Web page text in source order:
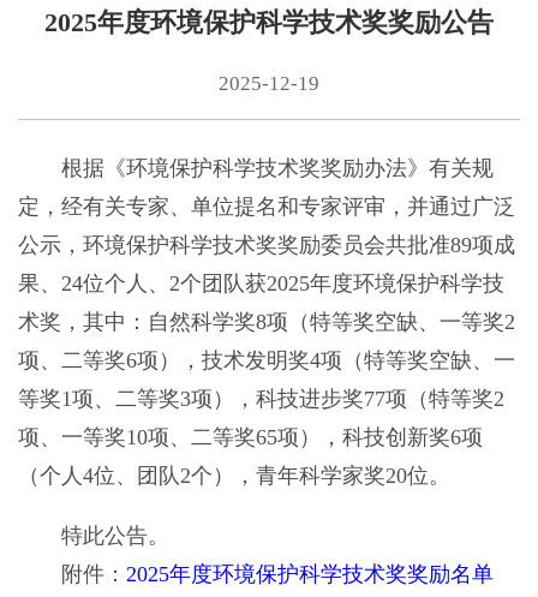
2025年度环境保护科学技术奖奖励公告
2025-12-19
根据《环境保护科学技术奖奖励办法》有关规
定，经有关专家、单位提名和专家评审，并通过广泛
公示，环境保护科学技术奖奖励委员会共批准89项成
果、24位个人、2个团队获2025年度环境保护科学技
术奖，其中：自然科学奖8项（特等奖空缺、一等奖2
项、二等奖6项），技术发明奖4项（特等奖空缺、一
等奖1项、二等奖3项），科技进步奖77项（特等奖2
项、一等奖10项、二等奖65项），科技创新奖6项
（个人4位、团队2个），青年科学家奖20位。
特此公告。
附件： 2025年度环境保护科学技术奖奖励名单